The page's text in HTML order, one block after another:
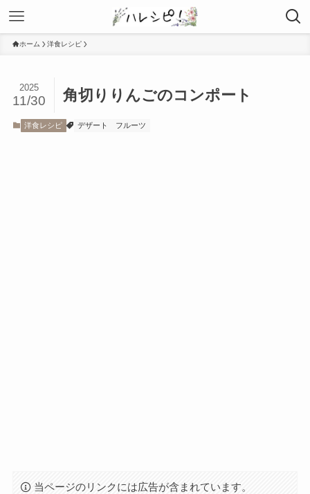
ホーム 洋食レシピ
角切りりんごのコンポート
2025
11/30
洋食レシピ デザート フルーツ
当ページのリンクには広告が含まれています。